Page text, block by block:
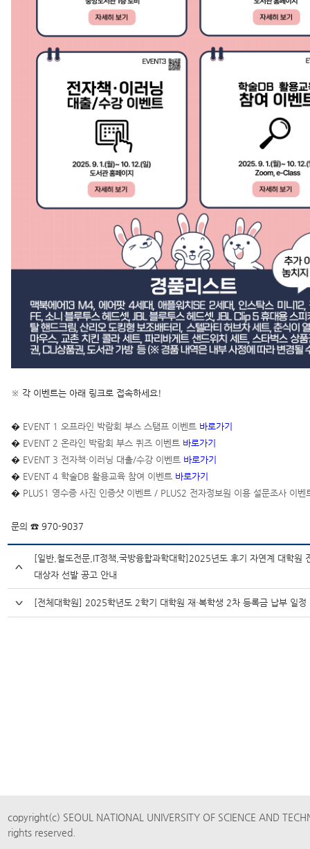
※ 각 이벤트는 아래 링크로 접속하세요!
� EVENT 1 오프라인 박람회 부스 스탬프 이벤트 바로가기
� EVENT 2 온라인 박람회 부스 퀴즈 이벤트 바로가기
� EVENT 3 전자책·이러닝 대출/수강 이벤트 바로가기
� EVENT 4 학술DB 활용교육 참여 이벤트 바로가기
� PLUS1 영수증 사진 인증샷 이벤트 / PLUS2 전자정보원 이용 설문조사 이
문의 ☎ 970-9037
[일반,철도전문,IT정책,국방융합과학대학]2025년도 후기 자연계 대학원
대상자 선발 공고 안내
[전체대학원] 2025학년도 2학기 대학원 재·복학생 2차 등록금 납부 일정
copyright(c) SEOUL NATIONAL UNIVERSITY OF SCIENCE AND
rights reserved.